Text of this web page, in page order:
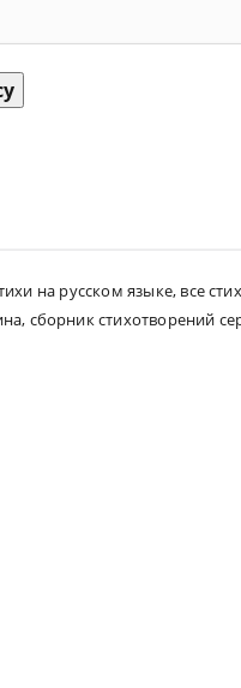
на русском языке, все
, сборник стихотворений